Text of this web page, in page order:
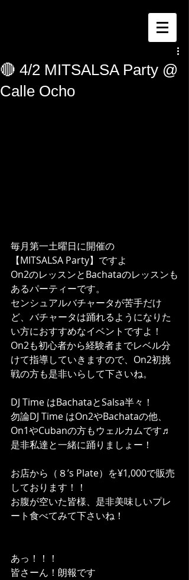
🔴 4/2 MITSALSA Party @
Calle Ocho
毎月第一土曜日に開催の
【MITSALSA Party】ですよ
On2のレッスンとBachataのレッスンも
あるパーティーです。
センシュアルバチャータが苦手だけ
ど、バチャータは踊れるようになりた
い方におすすめなイベントですよ！
On2も初心者から経験者までレベル分
けて指導していきますので、On2初挑
戦の方も是非いらして下さいね。
DJ Time はBachataとSalsa半々！
勿論DJ Time はOn2やBachataの他、
On1やCubanの方もウェルカムです♬
是非私達と一緒に踊りましょー！
お店から（８’s Plate）を¥1,000で販売
しております！！
お腹が空いた皆様、是非美味しいプレ
ート食べてみて下さいね！
あっ！！！
皆さーん！朗報です